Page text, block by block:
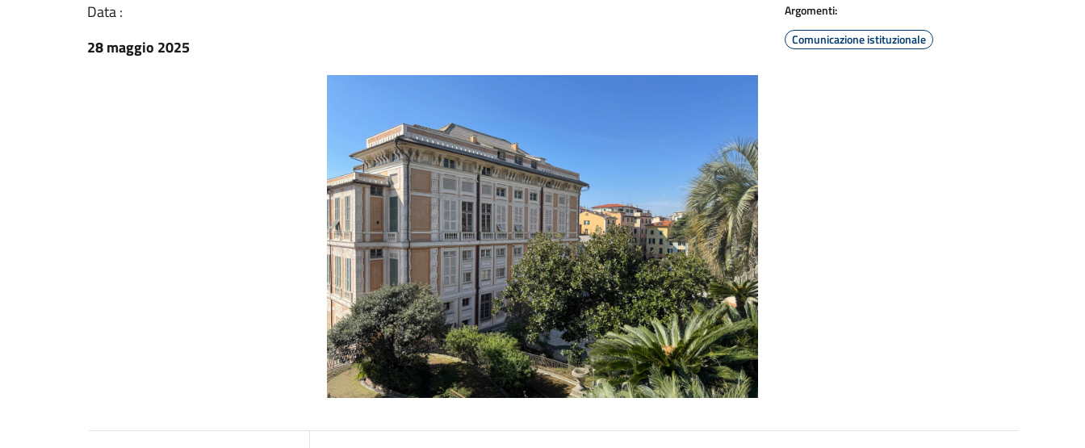
Data :
28 maggio 2025
Argomenti:
Comunicazione istituzionale